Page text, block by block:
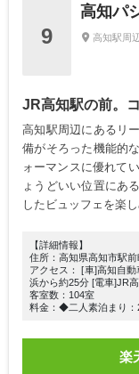
9
高知パ
高知駅周
JR高知駅の前。
高知駅周辺にあるリ
備がそろった機能的
ォーマンスに優れて
ょうどいい位置にあ
したビュッフェを楽し
【詳細情報】
住所：高知県高知市駅
アクセス： [車]高知自
浜から約25分 [電車]JR
客室数：104室
料金：◆二人素泊まり：
楽